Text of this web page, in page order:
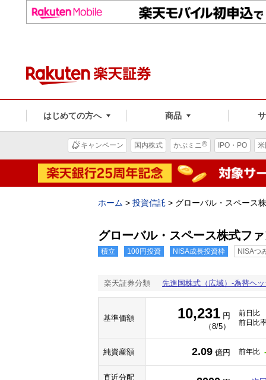
はじめての方へ 商品
キャンペーン 国内株式 かぶミニ® IPO・PO
ホーム > 投資信託 > グローバル・スペース
グローバル・スペース株式フ
積立 100円投資 NISA成長投資枠 NISAつ
楽天証券分類 先進国株式（広域）-為替ヘ
基準価額 10,231 円
（8/5）
前日比
前日比
純資産額 2.09 億円 前年比
直近分配